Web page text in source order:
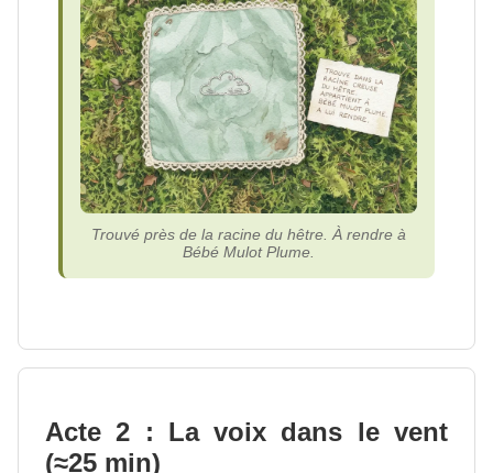
Trouvé près de la racine du hêtre. À rendre à
Bébé Mulot Plume.
Acte 2 : La voix dans le vent
(≈25 min)